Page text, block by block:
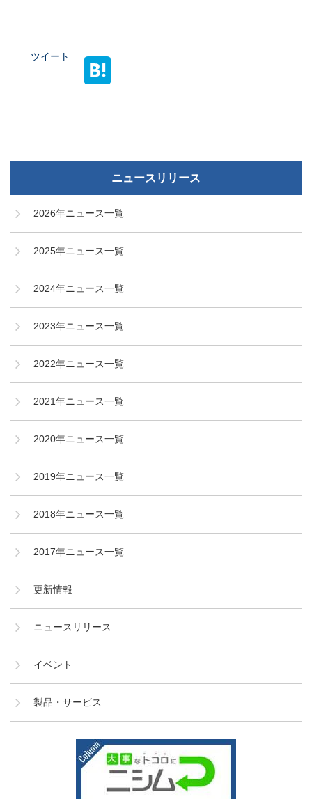
ツイート
ニュースリリース
2026年ニュース一覧
2025年ニュース一覧
2024年ニュース一覧
2023年ニュース一覧
2022年ニュース一覧
2021年ニュース一覧
2020年ニュース一覧
2019年ニュース一覧
2018年ニュース一覧
2017年ニュース一覧
更新情報
ニュースリリース
イベント
製品・サービス